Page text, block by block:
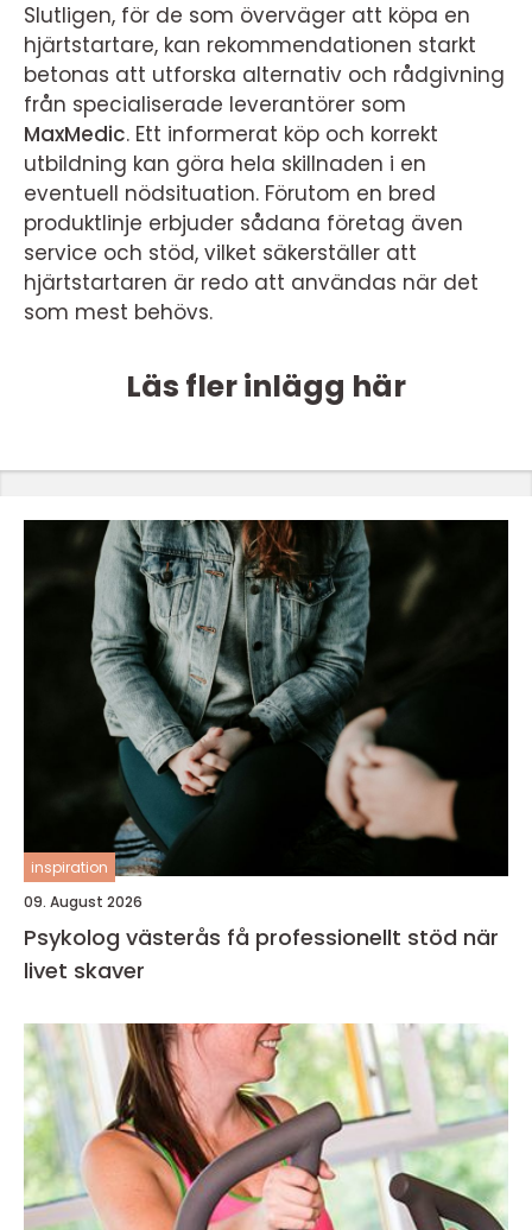
Slutligen, för de som överväger att köpa en
hjärtstartare, kan rekommendationen starkt
betonas att utforska alternativ och rådgivning
från specialiserade leverantörer som
MaxMedic. Ett informerat köp och korrekt
utbildning kan göra hela skillnaden i en
eventuell nödsituation. Förutom en bred
produktlinje erbjuder sådana företag även
service och stöd, vilket säkerställer att
hjärtstartaren är redo att användas när det
som mest behövs.
Läs fler inlägg här
inspiration
09. August 2026
Psykolog västerås få professionellt stöd när
livet skaver